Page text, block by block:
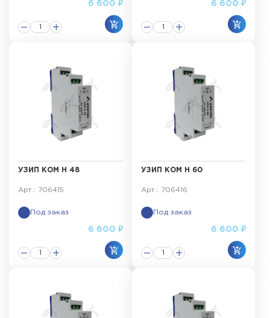
6 600 ₽ 6 600 ₽
УЗИП КОМ Н 48
Арт.: 706415
Под заказ
6 600 ₽
УЗИП КОМ Н 60
Арт.: 706416
Под заказ
6 600 ₽